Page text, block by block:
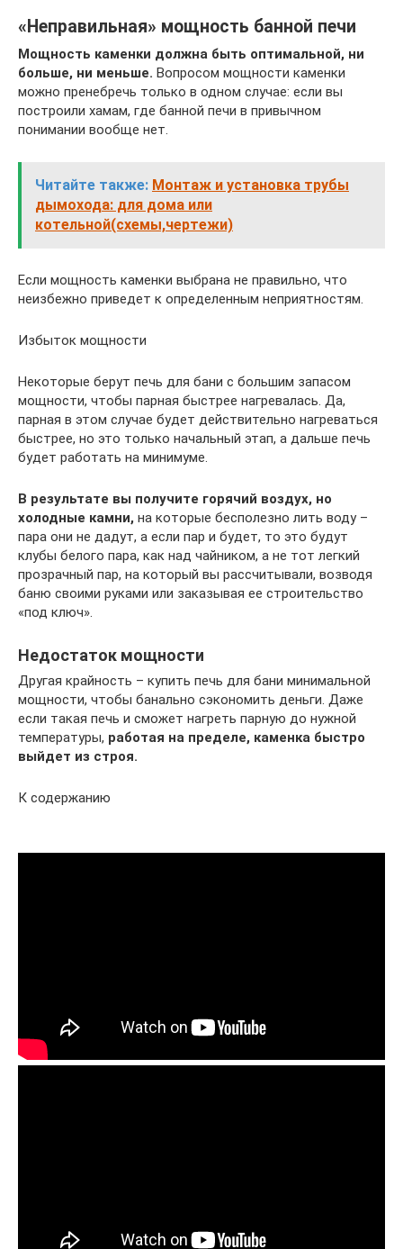
«Неправильная» мощность банной печи
Мощность каменки должна быть оптимальной, ни
больше, ни меньше. Вопросом мощности каменки
можно пренебречь только в одном случае: если вы
построили хамам, где банной печи в привычном
понимании вообще нет.
Читайте также: Монтаж и установка трубы
дымохода: для дома или
котельной(схемы,чертежи)
Если мощность каменки выбрана не правильно, что
неизбежно приведет к определенным неприятностям.
Избыток мощности
Некоторые берут печь для бани с большим запасом
мощности, чтобы парная быстрее нагревалась. Да,
парная в этом случае будет действительно нагреваться
быстрее, но это только начальный этап, а дальше печь
будет работать на минимуме.
В результате вы получите горячий воздух, но
холодные камни, на которые бесполезно лить воду –
пара они не дадут, а если пар и будет, то это будут
клубы белого пара, как над чайником, а не тот легкий
прозрачный пар, на который вы рассчитывали, возводя
баню своими руками или заказывая ее строительство
«под ключ».
Недостаток мощности
Другая крайность – купить печь для бани минимальной
мощности, чтобы банально сэкономить деньги. Даже
если такая печь и сможет нагреть парную до нужной
температуры, работая на пределе, каменка быстро
выйдет из строя.
К содержанию